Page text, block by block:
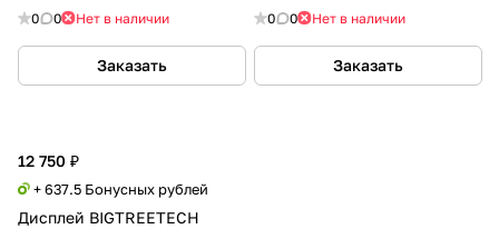
0 0 Нет в наличии
Заказать
0 0 Нет в наличии
Заказать
12 750 ₽
+ 637.5 Бонусных рублей
Дисплей BIGTREETECH